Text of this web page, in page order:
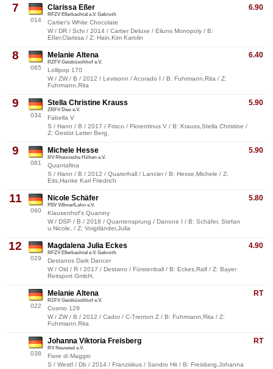
7
014
6.90
Clarissa Eßer
RFZV Ellerbachtal e.V. Gebroth
Cartier's White Chocolate
W / DR / Schi / 2014 / Cartier Deluxe / Eiluns Monopoly / B:
Eßer,Clarissa / Z: Hain,Kim Karolin
8
065
6.40
Melanie Altena
RZFV Geisbüschhof e.V.
Lollipop 170
W / ZW / B / 2012 / Levisonn / Acorado I / B: Fuhrmann,Rita / Z:
Fuhrmann,Rita
9
034
5.90
Stella Christine Krauss
ZRFV Diez e.V.
Fabella V
S / Hann / B / 2017 / Frisco / Florentinus V / B: Krauss,Stella Christine /
Z: Gestüt Letter Berg,
9
081
5.90
Michele Hesse
RV Rheinische Höhen e.V.
Quantafina
S / Hann / B / 2012 / Quaterhall / Lancier / B: Hesse,Michele / Z:
Eits,Hanke Karl Friedrich
11
060
5.80
Nicole Schäfer
PSV Villmar/Lahn e.V.
Klausenhof's Quaniny
W / DSP / B / 2018 / Quantensprung / Danone I / B: Schäfer, Stefan
u.Nicole, / Z: Voigtländer,Julia
12
029
4.90
Magdalena Julia Eckes
RFZV Ellerbachtal e.V. Gebroth
Destanos Dark Dancer
W / Old / R / 2017 / Destano / Fürstenball / B: Eckes,Ralf / Z: Bayer
Reitsport GmbH,
022
RT
Melanie Altena
RZFV Geisbüschhof e.V.
Cosmo 129
W / ZW / B / 2012 / Cador / C-Trenton Z / B: Fuhrmann,Rita / Z:
Fuhrmann,Rita
038
RT
Johanna Viktoria Freisberg
RV Neuwied e.V.
Fiore di Maggio
S / Westf / Db / 2014 / Franziskus / Sandro Hit / B: Freisberg,Johanna